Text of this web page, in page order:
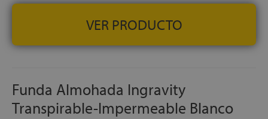
VER PRODUCTO
Funda Almohada Ingravity
Transpirable-Impermeable Blanco